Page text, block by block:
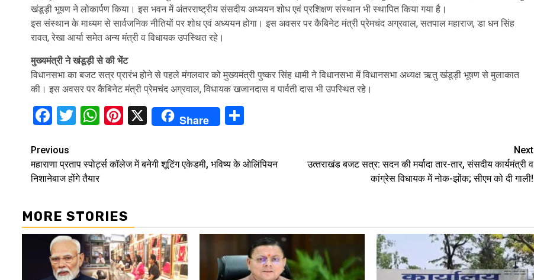
खंडूड़ी भूषण ने लोकार्पण किया। इस भवन में अंतरराष्ट्रीय संसदीय अध्ययन शोध एवं प्रशिक्षण संस्थान भी स्थापित किया गया है।
इस संस्थान के माध्यम से सार्वजनिक नीतियों पर शोध एवं अध्ययन होगा। इस अवसर पर कैबिनेट मंत्री प्रेमचंद अग्रवाल, सतपाल महाराज, डा धन सिंह
रावत, रेखा आर्या समेत अन्य मंत्री व विधायक उपस्थित रहे।
मुख्यमंत्री ने खंडूड़ी से की भेंट
विधानसभा का बजट सत्र प्रारंभ होने से पहले मंगलवार को मुख्यमंत्री पुष्कर सिंह धामी ने विधानसभा में विधानसभा अध्यक्ष ऋतु खंडूड़ी भूषण से मुलाकात
की। इस अवसर पर कैबिनेट मंत्री प्रेमचंद अग्रवाल, विधायक खजानदास व पार्वती दास भी उपस्थित रहे।
Facebook
Twitter
WhatsApp
Pinterest
X Share
Continue
Reading
Previous
महाराणा प्रताप स्पोर्ट्स कॉलेज में बनेगी शूटिंग एकेडमी, भविष्य के ओलिंपियन
निशानेबाज होंगे तैयार
Next
उत्‍तराखंड बजट सत्र: सदन की मर्यादा तार-तार, संसदीय कार्यमंत्री व
कांग्रेस विधायक में नोक-झोंक; सीएम को दी गाली!
MORE STORIES